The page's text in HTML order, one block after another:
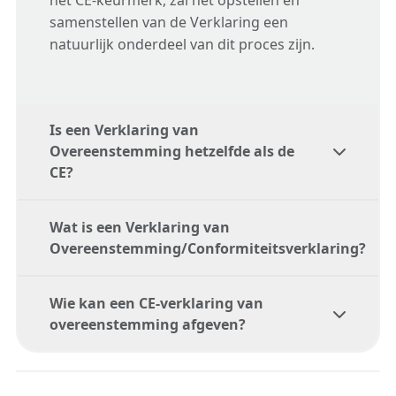
samenstellen van de Verklaring een
natuurlijk onderdeel van dit proces zijn.
Is een Verklaring van
Overeenstemming hetzelfde als de
CE?
Nee, de Verklaring van Overeenstemming
maar niet hetzelfde.
Wat is een Verklaring van
Overeenstemming/Conformiteitsverklaring?
Een Verklaring van
Wie kan een CE-verklaring van
overeenstemming afgeven?